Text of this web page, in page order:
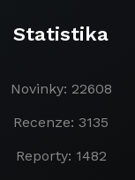
Statistika
Novinky: 22608
Recenze: 3135
Reporty: 1482